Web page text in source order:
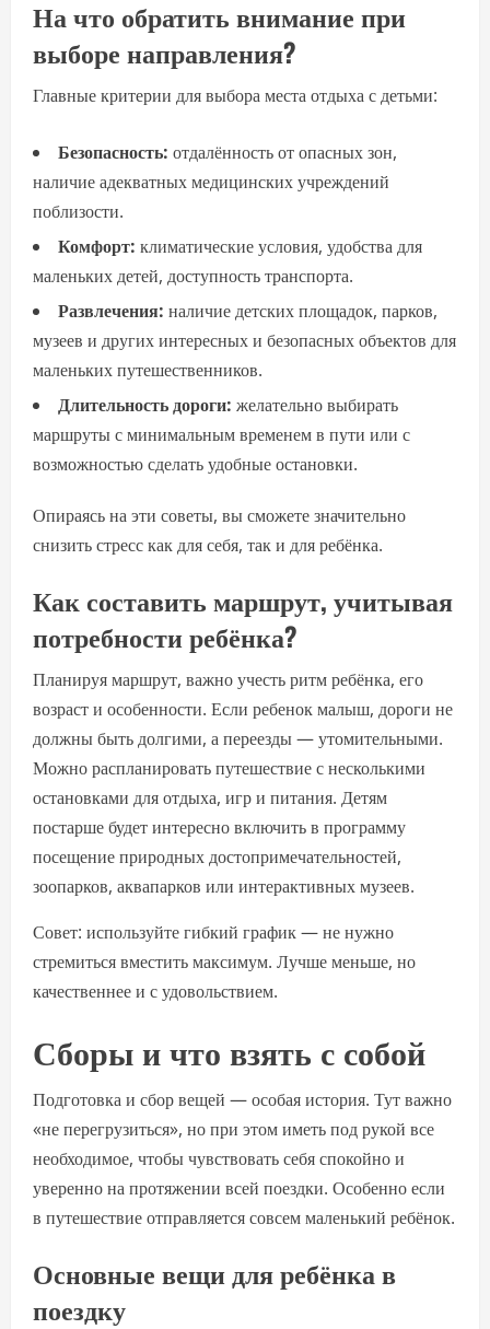
На что обратить внимание при
выборе направления?
Главные критерии для выбора места отдыха с детьми:
Безопасность: отдалённость от опасных зон,
наличие адекватных медицинских учреждений
поблизости.
Комфорт: климатические условия, удобства для
маленьких детей, доступность транспорта.
Развлечения: наличие детских площадок, парков,
музеев и других интересных и безопасных объектов для
маленьких путешественников.
Длительность дороги: желательно выбирать
маршруты с минимальным временем в пути или с
возможностью сделать удобные остановки.
Опираясь на эти советы, вы сможете значительно
снизить стресс как для себя, так и для ребёнка.
Как составить маршрут, учитывая
потребности ребёнка?
Планируя маршрут, важно учесть ритм ребёнка, его
возраст и особенности. Если ребенок малыш, дороги не
должны быть долгими, а переезды — утомительными.
Можно распланировать путешествие с несколькими
остановками для отдыха, игр и питания. Детям
постарше будет интересно включить в программу
посещение природных достопримечательностей,
зоопарков, аквапарков или интерактивных музеев.
Совет: используйте гибкий график — не нужно
стремиться вместить максимум. Лучше меньше, но
качественнее и с удовольствием.
Сборы и что взять с собой
Подготовка и сбор вещей — особая история. Тут важно
«не перегрузиться», но при этом иметь под рукой все
необходимое, чтобы чувствовать себя спокойно и
уверенно на протяжении всей поездки. Особенно если
в путешествие отправляется совсем маленький ребёнок.
Основные вещи для ребёнка в
поездку